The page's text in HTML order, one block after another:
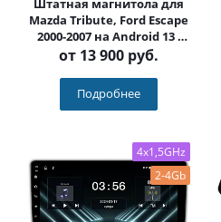
Штатная магнитола для
Mazda Tribute, Ford Escape
2000-2007 на Android 13 -
FarCar (D/DX3032M)
от 13 900 руб.
Подробнее
4x1,5GHz
2-4Gb